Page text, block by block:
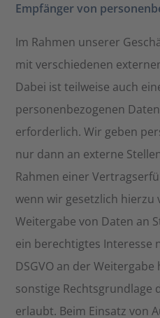
Empfänger von
Im Rahmen unserer
mit verschiedenen
Dabei ist teilweise auch
personenbezogenen
erforderlich. Wir geben
nur dann an externe
Rahmen einer
wenn wir gesetzlich hierzu
Weitergabe von Daten an
ein berechtigtes Interesse
DSGVO an der
sonstige Rechtsgrundlage
erlaubt. Beim Einsatz von